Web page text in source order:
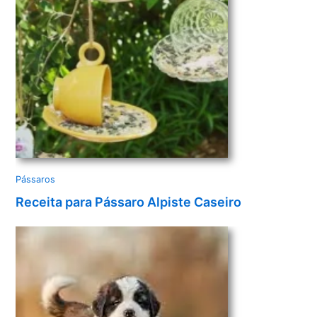
o
Pássaros
Receita para Pássaro Alpiste Caseiro